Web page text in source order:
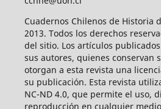
Cuadernos Chilenos de Historia
2013. Todos los derechos
del sitio. Los artículos
sus autores, quienes conservan
otorgan a esta revista una
su publicación. Esta revista
NC-ND 4.0, que permite el uso,
reproducción en cualquier